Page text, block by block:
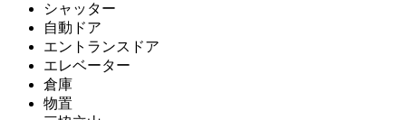
シャッター
自動ドア
エントランスドア
エレベーター
倉庫
物置